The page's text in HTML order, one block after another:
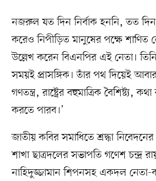
নজরুল যত দিন নির্বাক হননি, তত দিন
করেও নিপীড়িত মানুষের পক্ষে শাণিত
উল্লেখ করেন বিএনপির এই নেতা।
সময়ই প্রাসঙ্গিক। তাঁর পথ দিয়েই
গণতন্ত্র, রাষ্ট্রের বহুমাত্রিক বৈশিষ্ট্য,
করতে পারব।’
জাতীয় কবির সমাধিতে শ্রদ্ধা
শাখা ছাত্রদলের সভাপতি গণেশ চন্দ্র
নাহিদুজ্জামান শিপনসহ একদল নেতা-